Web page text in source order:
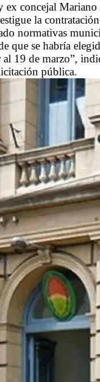
ex concejal
la
normativas
que se habría
19 de marzo”,
pública.